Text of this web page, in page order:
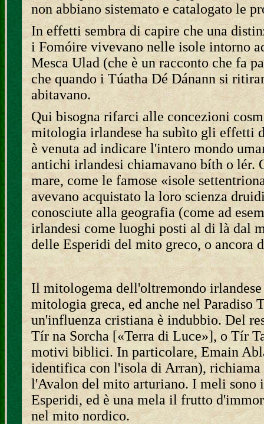
non abbiano sistemato e catalogato le
In effetti sembra di capire che una
i Fomóire vivevano nelle isole intorno
Mesca Ulad (che è un racconto che fa
che quando i Túatha Dé Dánann si
abitavano.
Qui bisogna rifarci alle concezioni
mitologia irlandese ha subìto gli effetti
è venuta ad indicare l'intero mondo
antichi irlandesi chiamavano bíth o lér.
mare, come le famose «isole
avevano acquistato la loro scienza
conosciute alla geografia (come ad
irlandesi come luoghi posti al di là dal
delle Esperidi del mito greco, o
Il mitologema dell'oltremondo
mitologia greca, ed anche nel Paradiso
un'influenza cristiana è indubbio. Del
Tír na Sorcha [«Terra di Luce»], o Tír
motivi biblici. In particolare, Emain
identifica con l'isola di Arran),
l'Avalon del mito arturiano. I meli sono
Esperidi, ed è una mela il frutto
nel mito nordico.